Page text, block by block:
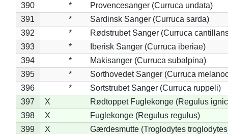
390
*
Provencesanger (Curruca undata)
391
*
Sardinsk Sanger (Curruca sarda)
392
*
Rødstrubet Sanger (Curruca
393
*
Iberisk Sanger (Curruca iberiae)
394
*
Makisanger (Curruca subalpina)
395
*
Sorthovedet Sanger (Curruca
396
*
Sortstrubet Sanger (Curruca ruppeli)
397
X
Rødtoppet Fuglekonge (Regulus
398
X
Fuglekonge (Regulus regulus)
399
X
Gærdesmutte (Troglodytes